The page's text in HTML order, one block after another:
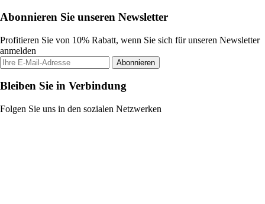
Abonnieren Sie unseren Newsletter
Profitieren Sie von 10% Rabatt, wenn Sie sich für unseren Newsletter
anmelden
Abonnieren
Bleiben Sie in Verbindung
Folgen Sie uns in den sozialen Netzwerken